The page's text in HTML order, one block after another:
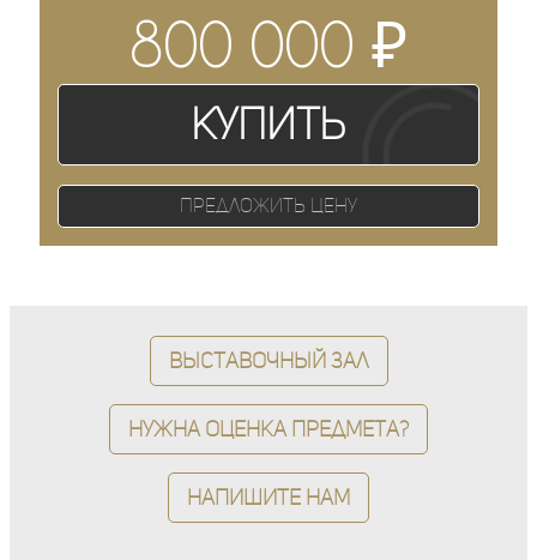
800 000 ₽
Купить
Предложить цену
Выставочный зал
Нужна оценка предмета?
Напишите нам